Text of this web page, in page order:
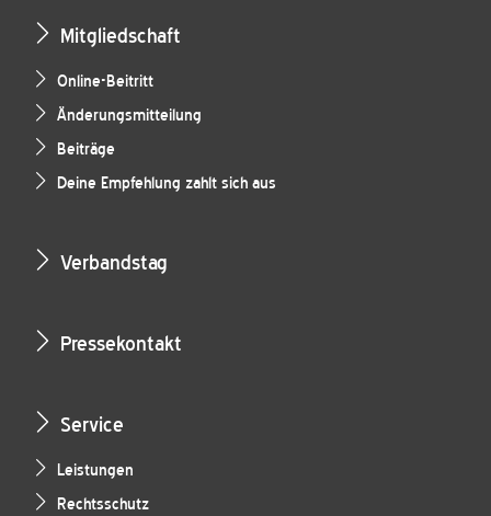
Mitgliedschaft
Online-Beitritt
Änderungsmitteilung
Beiträge
Deine Empfehlung zahlt sich aus
Verbandstag
Pressekontakt
Service
Leistungen
Rechtsschutz